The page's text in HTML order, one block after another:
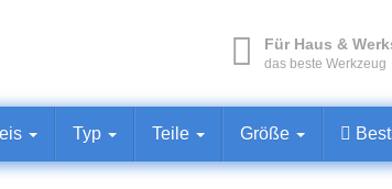
Für Haus &
das beste Werkzeug
Typ Teile Größe